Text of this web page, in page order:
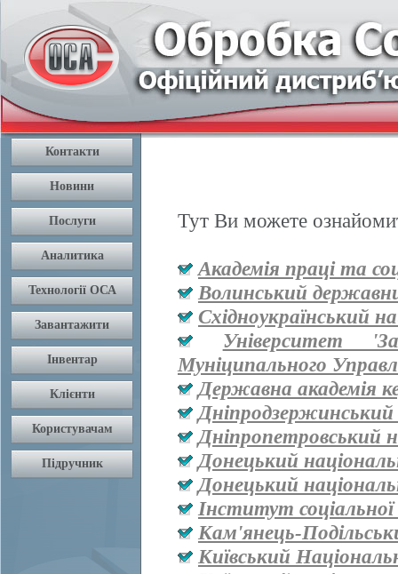
Тут Ви можете
Академія праці та
Волинський
Східноукраїнський
Університет
Муніципального
Державна академія
Дніпропетровський
Донецький
Донецький
Інститут
Кам'янець-
Київський